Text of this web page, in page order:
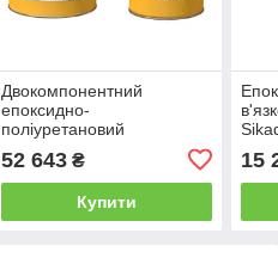
Двокомпонентний
епоксидно-
поліуретановий
Elastomastic TFN (A+B)
20кг
52 643₴
Купити
15